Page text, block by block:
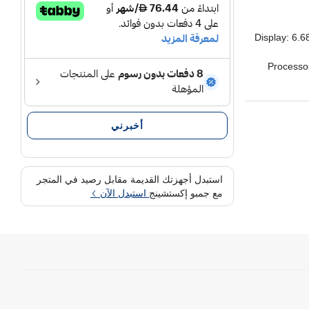
Display:
Battery:
أخبرني
استبدل أجهزتك القديمة مقابل رصيد في المتجر
مع جمبو إكستشينج استبدل الآن